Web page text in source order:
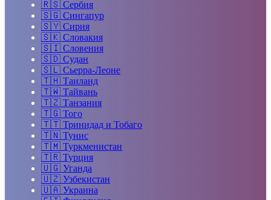
🇷🇸 Сербия
🇸🇬 Сингапур
🇸🇾 Сирия
🇸🇰 Словакия
🇸🇮 Словения
🇸🇩 Судан
🇸🇱 Сьерра-Леоне
🇹🇭 Таиланд
🇹🇼 Тайвань
🇹🇿 Танзания
🇹🇬 Того
🇹🇹 Тринидад и Тобаго
🇹🇳 Тунис
🇹🇲 Туркменистан
🇹🇷 Турция
🇺🇬 Уганда
🇺🇿 Узбекистан
🇺🇦 Украина